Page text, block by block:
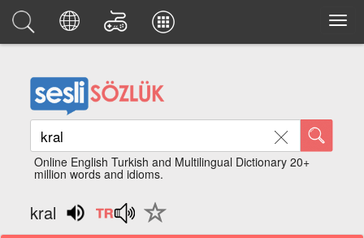
Online English Turkish and Multilingual Dictionary 20+
million words and idioms.
kral